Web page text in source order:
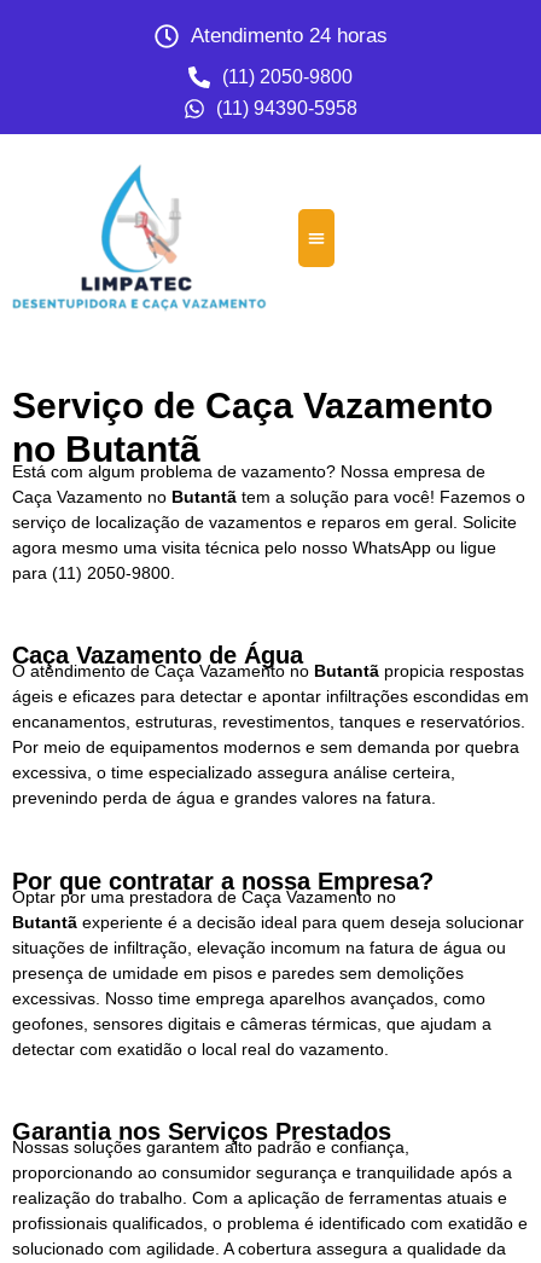
Atendimento 24 horas
(11) 2050-9800
(11) 94390-5958
Serviço de Caça Vazamento
no Butantã
Está com algum problema de vazamento? Nossa empresa de
Caça Vazamento no Butantã tem a solução para você! Fazemos o
serviço de localização de vazamentos e reparos em geral. Solicite
agora mesmo uma visita técnica pelo nosso WhatsApp ou ligue
para (11) 2050-9800.
Caça Vazamento de Água
O atendimento de Caça Vazamento no Butantã propicia respostas
ágeis e eficazes para detectar e apontar infiltrações escondidas em
encanamentos, estruturas, revestimentos, tanques e reservatórios.
Por meio de equipamentos modernos e sem demanda por quebra
excessiva, o time especializado assegura análise certeira,
prevenindo perda de água e grandes valores na fatura.
Por que contratar a nossa Empresa?
Optar por uma prestadora de Caça Vazamento no
Butantã experiente é a decisão ideal para quem deseja solucionar
situações de infiltração, elevação incomum na fatura de água ou
presença de umidade em pisos e paredes sem demolições
excessivas. Nosso time emprega aparelhos avançados, como
geofones, sensores digitais e câmeras térmicas, que ajudam a
detectar com exatidão o local real do vazamento.
Garantia nos Serviços Prestados
Nossas soluções garantem alto padrão e confiança,
proporcionando ao consumidor segurança e tranquilidade após a
realização do trabalho. Com a aplicação de ferramentas atuais e
profissionais qualificados, o problema é identificado com exatidão e
solucionado com agilidade. A cobertura assegura a qualidade da